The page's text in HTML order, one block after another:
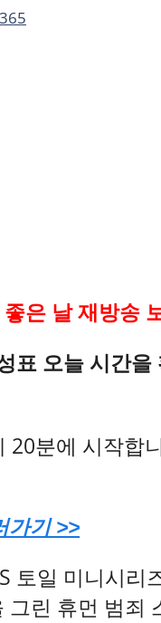
은 날 재방송
표 오늘 시간을
분에 시작합
가기 >>
토일 미니시리
린 휴먼 범죄